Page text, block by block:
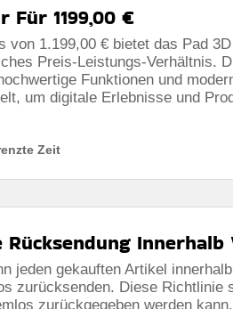
Für 1199,00 €
von 1.199,00 € bietet das Pad
Preis-Leistungs-Verhältnis.
Funktionen und
um digitale Erlebnisse und
Zeit
Rücksendung Innerhalb
jeden gekauften Artikel
zurücksenden. Diese Richtlinie
zurückgegeben werden